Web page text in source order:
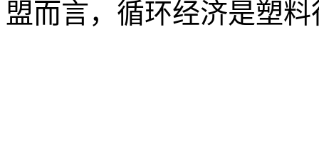
盟而言，循环经济是塑